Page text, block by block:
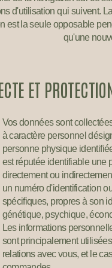
d'utilisation qui suivent.
est la seule opposable
qu'une
ET
Vos données sont
à caractère personnel
personne physique
est réputée identifiable une
directement ou
un numéro d'identification
spécifiques, propres à son
génétique, psychique,
Les informations
sont principalement
relations avec vous, et le